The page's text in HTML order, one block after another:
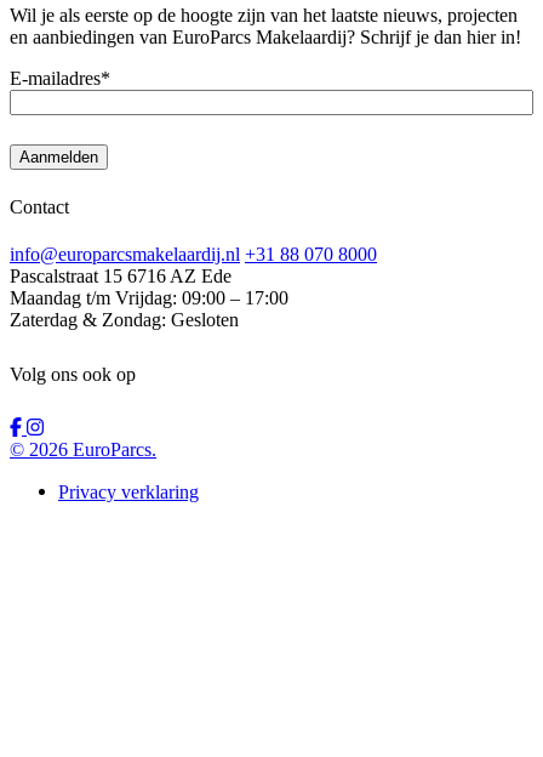
Wil je als eerste op de hoogte zijn van het laatste nieuws, projecten
en aanbiedingen van EuroParcs Makelaardij? Schrijf je dan hier in!
E-mailadres*
Aanmelden
Contact
info@europarcsmakelaardij.nl +31 88 070 8000
Pascalstraat 15 6716 AZ Ede
Maandag t/m Vrijdag: 09:00 – 17:00
Zaterdag & Zondag: Gesloten
Volg ons ook op
© 2026 EuroParcs.
Privacy verklaring